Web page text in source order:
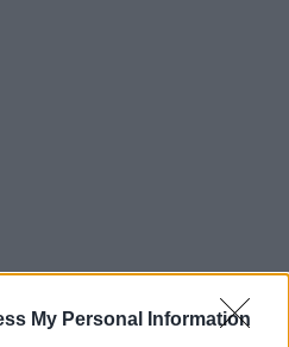
My Personal Information